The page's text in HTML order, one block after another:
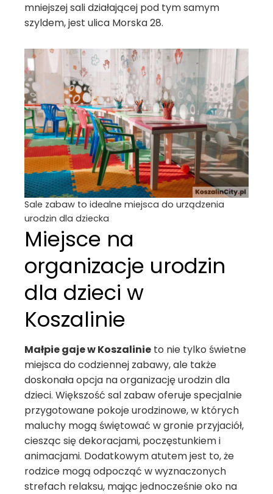
mniejszej sali działającej pod tym samym
szyldem, jest ulica Morska 28.
Sale zabaw to idealne miejsca do urządzenia
urodzin dla dziecka
Miejsce na
organizacje urodzin
dla dzieci w
Koszalinie
Małpie gaje w Koszalinie to nie tylko świetne
miejsca do codziennej zabawy, ale także
doskonała opcja na organizację urodzin dla
dzieci. Większość sal zabaw oferuje specjalnie
przygotowane pokoje urodzinowe, w których
maluchy mogą świętować w gronie przyjaciół,
ciesząc się dekoracjami, poczęstunkiem i
animacjami. Dodatkowym atutem jest to, że
rodzice mogą odpocząć w wyznaczonych
strefach relaksu, mając jednocześnie oko na